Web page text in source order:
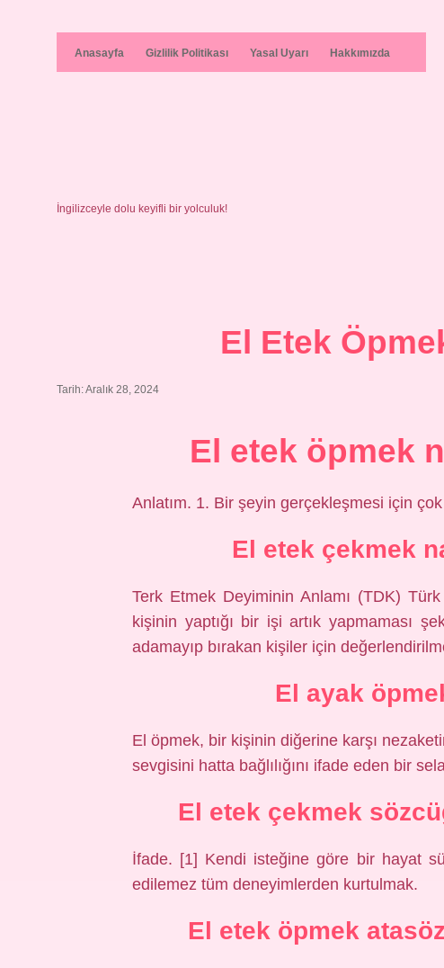
Anasayfa Gizlilik Politikası Yasal Uyarı Hakkımızda
İngilizceyle dolu keyifli bir yolculuk!
El Etek
Tarih: Aralık 28, 2024
El etek öpmek
Anlatım. 1. Bir şeyin gerçekleşmesi için
El etek çekmek
Terk Etmek Deyiminin Anlamı (TDK)
kişinin yaptığı bir işi artık yapmaması
adamayıp bırakan kişiler için
El ayak
El öpmek, bir kişinin diğerine karşı
sevgisini hatta bağlılığını ifade eden bir
El etek çekmek
İfade. [1] Kendi isteğine göre bir hayat
edilemez tüm deneyimlerden kurtulmak.
El etek öpmek